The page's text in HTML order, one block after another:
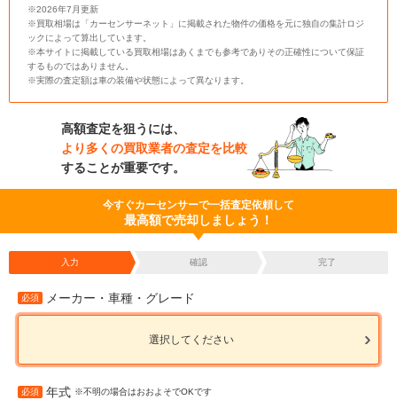
※2026年7月更新
※買取相場は「カーセンサーネット」に掲載された物件の価格を元に独自の集計ロジ
ックによって算出しています。
※本サイトに掲載している買取相場はあくまでも参考でありその正確性について保証
するものではありません。
※実際の査定額は車の装備や状態によって異なります。
高額査定を狙うには、
より多くの買取業者の査定を比較
することが重要です。
今すぐカーセンサーで一括査定依頼して
最高額で売却しましょう！
入力 確認 完了
必須 メーカー・車種・グレード
選択してください
必須 年式 ※不明の場合はおおよそでOKです